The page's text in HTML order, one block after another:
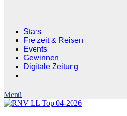
Stars
Freizeit & Reisen
Events
Gewinnen
Digitale Zeitung